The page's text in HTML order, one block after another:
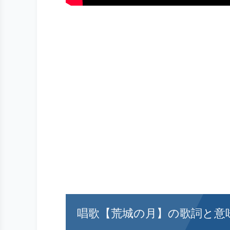
唱歌【荒城の月】の歌詞と意